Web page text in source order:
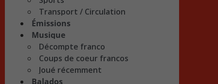
Transport / Circulation
Émissions
Musique
Décompte franco
Coups de coeur francos
Joué récemment
Balados